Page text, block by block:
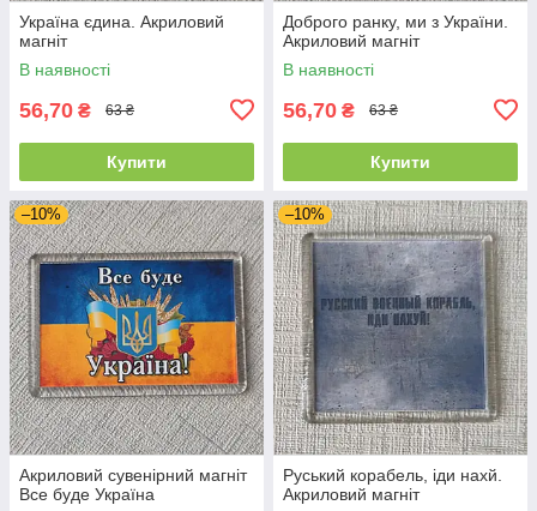
Україна єдина. Акриловий
магніт
В наявності
56,70 ₴ 63 ₴
Купити
Доброго ранку, ми з України.
Акриловий магніт
В наявності
56,70 ₴ 63 ₴
Купити
–10%
Акриловий сувенірний магніт
Все буде Україна
–10%
Руський корабель, іди нахй.
Акриловий магніт